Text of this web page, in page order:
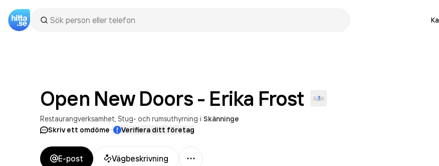
Open New Doors - Erika Frost
Restaurangverksamhet Stug- och rumsuthyrning i Skänninge
Skriv ett omdöme· Verifiera ditt företag
E-post Vägbeskrivning
Mer